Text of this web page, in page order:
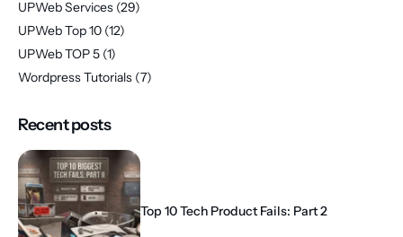
UPWeb Services (29)
UPWeb Top 10 (12)
UPWeb TOP 5 (1)
Wordpress Tutorials (7)
Recent posts
Top 10 Tech Product Fails: Part 2